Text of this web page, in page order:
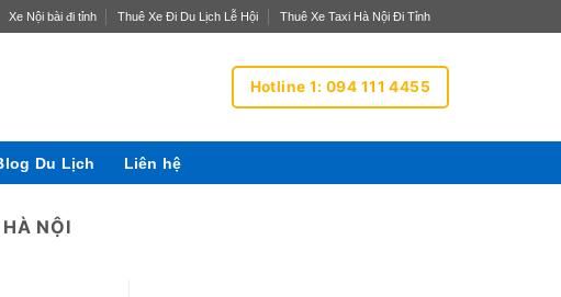
Xe Nội bài đi tỉnh Thuê Xe Đi Du Lịch Lễ Hội Thuê Xe Taxi Hà Nội Đi Tỉnh
Hotline 1: 094 111 4455
Du Lịch Liên hệ
NỘI